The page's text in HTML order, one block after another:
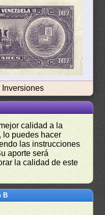
Inversiones
calidad a la
lo puedes hacer
las instrucciones
aporte será
la calidad de este
B